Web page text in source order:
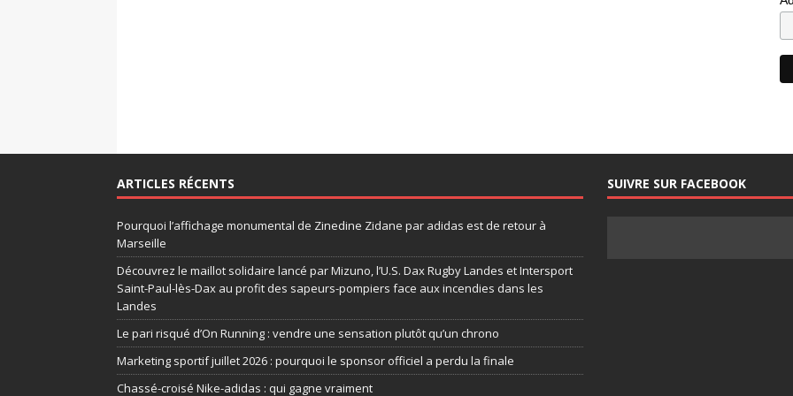
ARTICLES RÉCENTS
Pourquoi l’affichage monumental de Zinedine Zidane par adidas est de retour à
Marseille
Découvrez le maillot solidaire lancé par Mizuno, l’U.S. Dax Rugby Landes et Intersport
Saint-Paul-lès-Dax au profit des sapeurs-pompiers face aux incendies dans les
Landes
Le pari risqué d’On Running : vendre une sensation plutôt qu’un chrono
Marketing sportif juillet 2026 : pourquoi le sponsor officiel a perdu la finale
Chassé-croisé Nike-adidas : qui gagne vraiment
SUIVRE SUR FACEBOOK